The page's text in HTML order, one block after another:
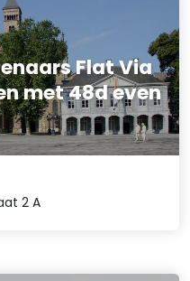
Flat Via
met 48d even
2 A